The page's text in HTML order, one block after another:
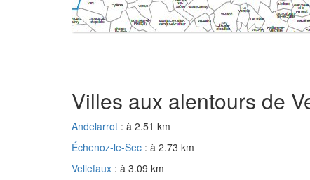
Villes aux alentours de
Andelarrot : à 2.51 km
Échenoz-le-Sec : à 2.73 km
Vellefaux : à 3.09 km